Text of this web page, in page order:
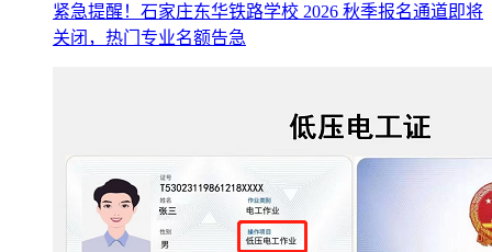
紧急提醒！石家庄东华铁路学校 2026 秋季报名通道即将
关闭，热门专业名额告急